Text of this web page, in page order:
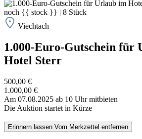
noch {{ stock }} | 8 Stück
Viechtach
1.000-Euro-Gutschein für
Hotel Sterr
500,00 €
1.000,00 €
Am 07.08.2025 ab 10 Uhr mitbieten
Die Auktion startet in Kürze
Erinnern lassen Vom Merkzettel entfernen